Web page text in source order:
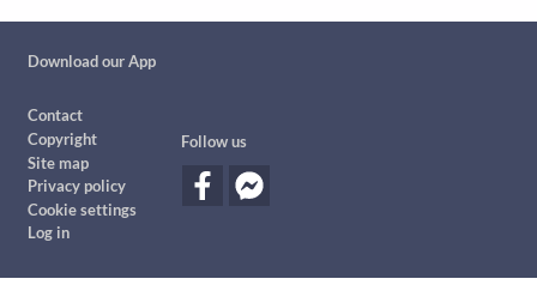
Download our App
Footer
Contact
Copyright
Site map
Privacy policy
Cookie settings
Log in
Follow us